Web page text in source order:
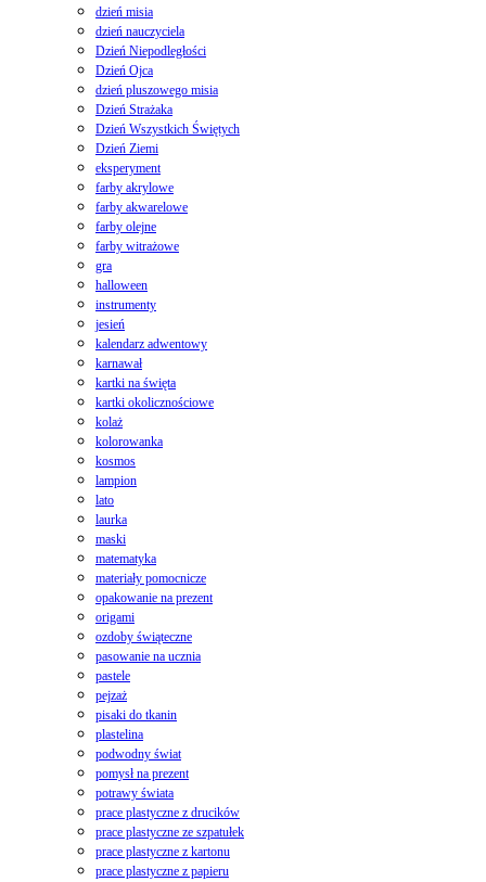
dzień misia
dzień nauczyciela
Dzień Niepodległości
Dzień Ojca
dzień pluszowego misia
Dzień Strażaka
Dzień Wszystkich Świętych
Dzień Ziemi
eksperyment
farby akrylowe
farby akwarelowe
farby olejne
farby witrażowe
gra
halloween
instrumenty
jesień
kalendarz adwentowy
karnawał
kartki na święta
kartki okolicznościowe
kolaż
kolorowanka
kosmos
lampion
lato
laurka
maski
matematyka
materiały pomocnicze
opakowanie na prezent
origami
ozdoby świąteczne
pasowanie na ucznia
pastele
pejzaż
pisaki do tkanin
plastelina
podwodny świat
pomysł na prezent
potrawy świata
prace plastyczne z drucików
prace plastyczne ze szpatułek
prace plastyczne z kartonu
prace plastyczne z papieru